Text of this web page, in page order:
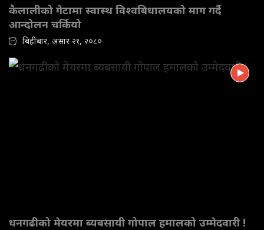
कैलालीको गेटामा स्वास्थ विश्वबिधालयको माग गर्दै
आन्दोलन चर्कियो
बिहीबार, असार २१, २०८०
धनगढीको मेयरमा ब्यबसायी गोपाल हमालको उम्मेदवारी !